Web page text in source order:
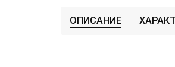
ОПИСАНИЕ